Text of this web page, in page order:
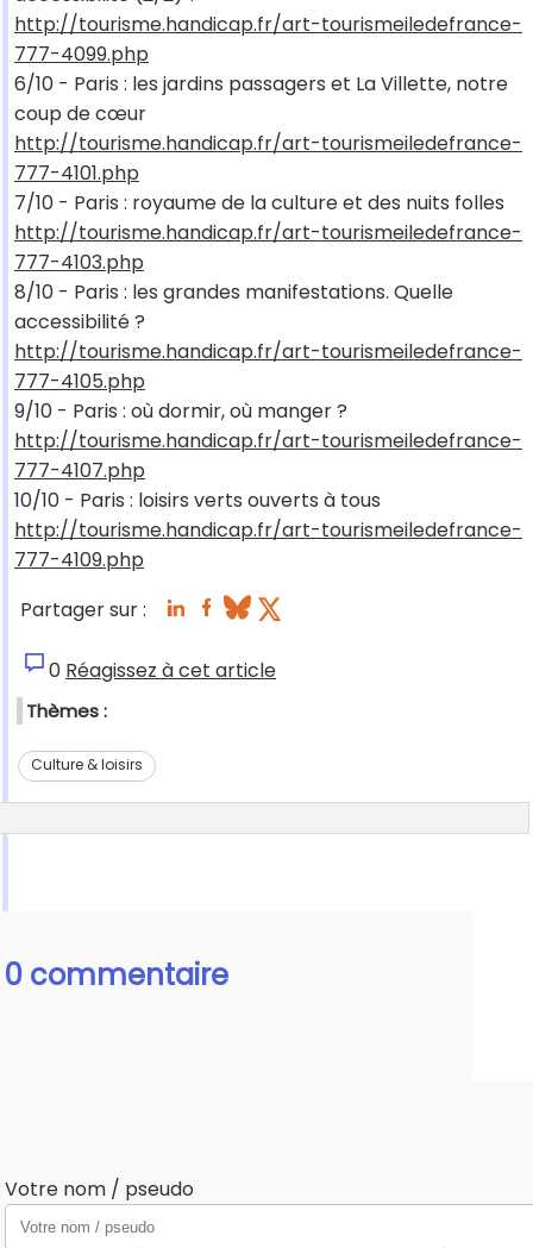
http://tourisme.handicap.fr/art-tourismeiledefrance-
777-4099.php
6/10 - Paris : les jardins passagers et La Villette, notre
coup de cœur
http://tourisme.handicap.fr/art-tourismeiledefrance-
777-4101.php
7/10 - Paris : royaume de la culture et des nuits folles
http://tourisme.handicap.fr/art-tourismeiledefrance-
777-4103.php
8/10 - Paris : les grandes manifestations. Quelle
accessibilité ?
http://tourisme.handicap.fr/art-tourismeiledefrance-
777-4105.php
9/10 - Paris : où dormir, où manger ?
http://tourisme.handicap.fr/art-tourismeiledefrance-
777-4107.php
10/10 - Paris : loisirs verts ouverts à tous
http://tourisme.handicap.fr/art-tourismeiledefrance-
777-4109.php
Partager sur :
0 Réagissez à cet article
Thèmes :
Culture & loisirs
0 commentaire
Votre nom / pseudo